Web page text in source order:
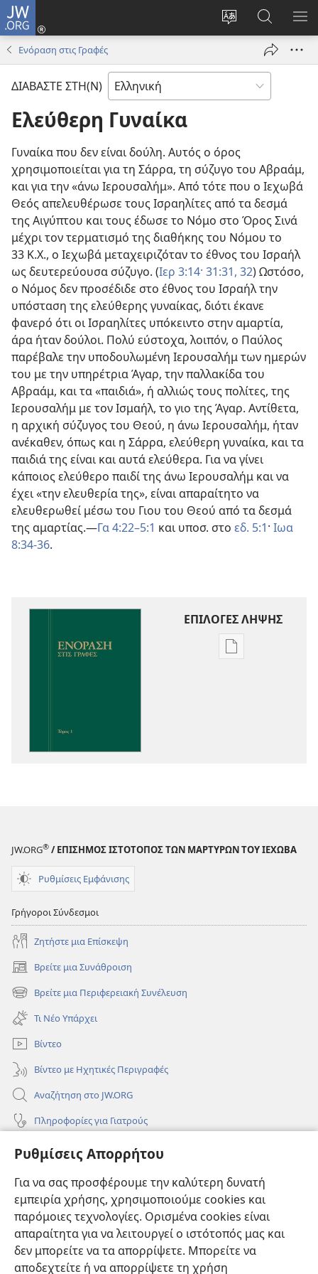
Ρυθμίσεις Απορρήτου
Για να σας προσφέρουμε την καλύτερη δυνατή
εμπειρία χρήσης, χρησιμοποιούμε cookies και
παρόμοιες τεχνολογίες. Ορισμένα cookies είναι
απαραίτητα για να λειτουργεί ο ιστότοπός μας και
δεν μπορείτε να τα απορρίψετε. Μπορείτε να
αποδεχτείτε ή να απορρίψετε τη χρήση
JW.ORG
Αλλαγή
γλώσσας
ιστότοπου
Σύνδεση
(ανοίγει
παράθυρο)
στο
JW.ORG
Ενόραση στις Γραφές
ΔΙΑΒΑΣΤΕ ΣΤΗ(Ν)
Ελεύθερη Γυναίκα
Γυναίκα που δεν είναι δούλη. Αυτός ο όρος
χρησιμοποιείται για τη Σάρρα, τη σύζυγο του Αβραάμ,
και για την «άνω Ιερουσαλήμ». Από τότε που ο Ιεχωβά
Θεός απελευθέρωσε τους Ισραηλίτες από τα δεσμά
της Αιγύπτου και τους έδωσε το Νόμο στο Όρος Σινά
μέχρι τον τερματισμό της διαθήκης του Νόμου το
33 Κ.Χ., ο Ιεχωβά μεταχειριζόταν το έθνος του Ισραήλ
ως δευτερεύουσα σύζυγο. (Ιερ 3:14· 31:31, 32) Ωστόσο,
ο Νόμος δεν προσέδιδε στο έθνος του Ισραήλ την
υπόσταση της ελεύθερης γυναίκας, διότι έκανε
φανερό ότι οι Ισραηλίτες υπόκειντο στην αμαρτία,
άρα ήταν δούλοι. Πολύ εύστοχα, λοιπόν, ο Παύλος
παρέβαλε την υποδουλωμένη Ιερουσαλήμ των ημερών
του με την υπηρέτρια Άγαρ, την παλλακίδα του
Αβραάμ, και τα «παιδιά», ή αλλιώς τους πολίτες, της
Ιερουσαλήμ με τον Ισμαήλ, το γιο της Άγαρ. Αντίθετα,
η αρχική σύζυγος του Θεού, η άνω Ιερουσαλήμ, ήταν
ανέκαθεν, όπως και η Σάρρα, ελεύθερη γυναίκα, και τα
παιδιά της είναι και αυτά ελεύθερα. Για να γίνει
κάποιος ελεύθερο παιδί της άνω Ιερουσαλήμ και να
έχει «την ελευθερία της», είναι απαραίτητο να
ελευθερωθεί μέσω του Γιου του Θεού από τα δεσμά
της αμαρτίας.—Γα 4:22–5:1 και υποσ. στο εδ. 5:1· Ιωα
8:34-36.
ΕΠΙΛΟΓΕΣ ΛΗΨΗΣ
Επιλογές
JW.ORG® / ΕΠΙΣΗΜΟΣ ΙΣΤΟΤΟΠΟΣ ΤΩΝ ΜΑΡΤΥΡΩΝ ΤΟΥ ΙΕΧΩΒΑ
Ρυθμίσεις Εμφάνισης
Γρήγοροι Σύνδεσμοι
Ζητήστε μια Επίσκεψη
Βρείτε μια Συνάθροιση
(ανοίγει
νέο
παράθυρο)
Βρείτε μια Περιφερειακή Συνέλευση
(ανοίγει
νέο
παράθυρο)
Τι Νέο Υπάρχει
Βίντεο
Βίντεο με Ηχητικές Περιγραφές
Αναζήτηση στο JW.ORG
Πληροφορίες για Γιατρούς
Πληροφορίες για Επίσημους Φορείς και ΜΜΕ
Συνεισφορές
(ανοίγει
παράθυρο)ΔΙΑΔΙΚΤΥΑΚΗ ΒΙΒΛΙΟΘΗΚΗ της Σκοπιάς™
(ανοίγει
νέο